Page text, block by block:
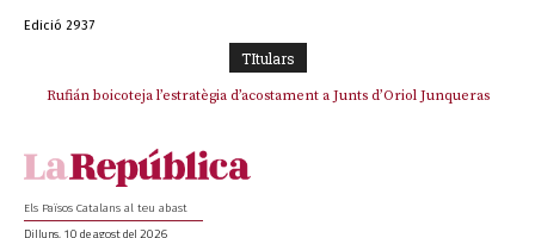
Edició 2937
TItulars
Rufián boicoteja l’estratègia d’acostament a Junts d’Oriol Junqueras
Els Països Catalans al teu abast
Dilluns, 10 de agost del 2026